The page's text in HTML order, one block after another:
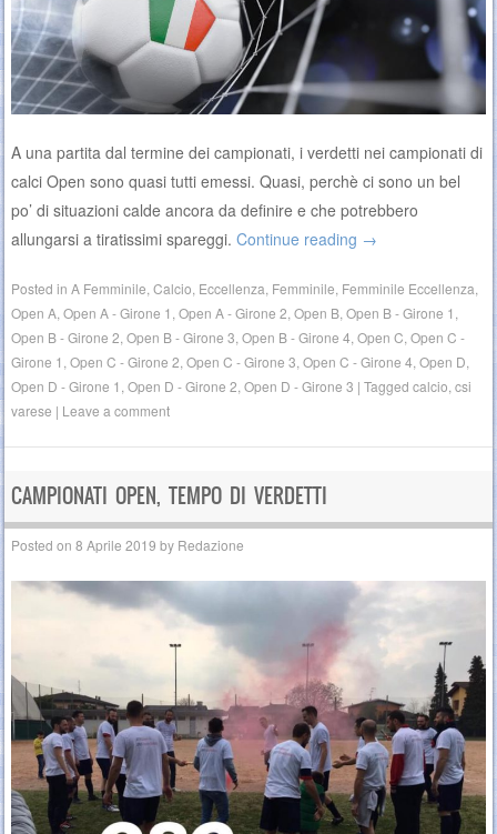
A una partita dal termine dei campionati, i verdetti nei campionati di
calci Open sono quasi tutti emessi. Quasi, perchè ci sono un bel
po’ di situazioni calde ancora da definire e che potrebbero
allungarsi a tiratissimi spareggi.Continue reading →
Posted inA Femminile,Calcio, Eccellenza, Femminile, Femminile Eccellenza,
Open A,Open A - Girone 1 ,Open A - Girone 2,Open B,Open B - Girone 1 ,
Open B - Girone 2,Open B - Girone 3,Open B - Girone 4,Open C,Open C -
Girone 1 ,Open C - Girone 2,Open C - Girone 3,Open C - Girone 4,Open D,
Open D - Girone 1 ,Open D - Girone 2,Open D - Girone 3 |Taggedcalcio,csi
varese | Leave a comment
CAMPIONATI OPEN, TEMPO DI VERDETTI
Posted on8 Aprile 2019 by Redazione